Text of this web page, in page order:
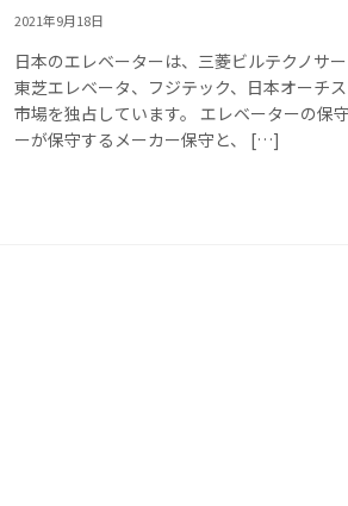
2021年9月18日
日本のエレベーターは、三菱ビルテクノサ
東芝エレベータ、フジテック、日本オーチ
市場を独占しています。 エレベーターの保
ーが保守するメーカー保守と、 […]